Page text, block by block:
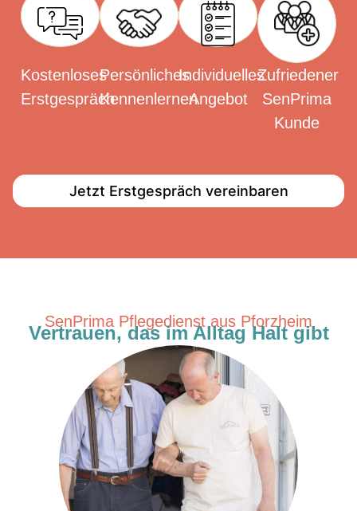
Kostenloses
Erstgespräch
Persönliches
Kennenlernen
Individuelles
Angebot
Zufriedener
SenPrima
Kunde
Jetzt Erstgespräch vereinbaren
SenPrima Pflegedienst aus Pforzheim
Vertrauen, das im Alltag Halt gibt